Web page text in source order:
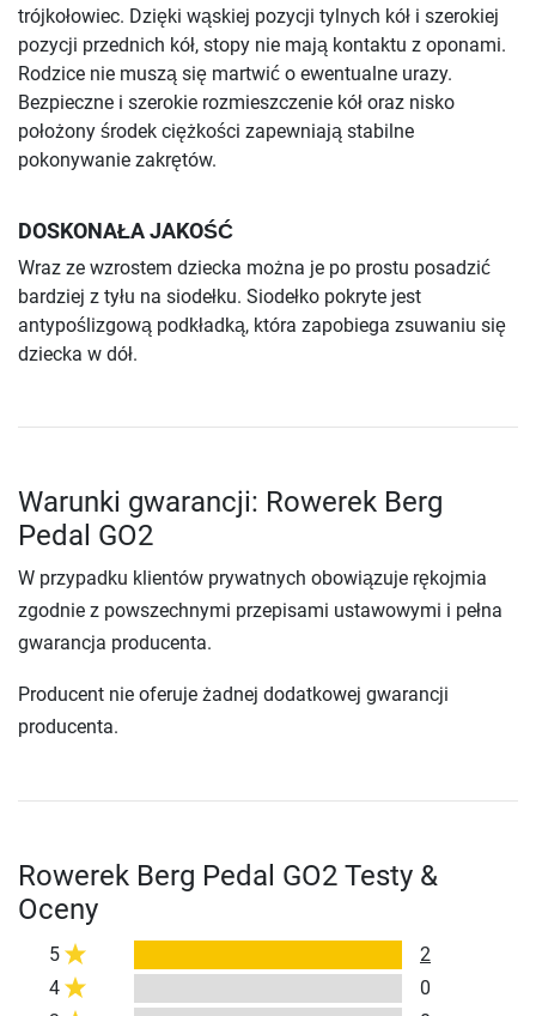
trójkołowiec. Dzięki wąskiej pozycji tylnych kół i szerokiej
pozycji przednich kół, stopy nie mają kontaktu z oponami.
Rodzice nie muszą się martwić o ewentualne urazy.
Bezpieczne i szerokie rozmieszczenie kół oraz nisko
położony środek ciężkości zapewniają stabilne
pokonywanie zakrętów.
DOSKONAŁA JAKOŚĆ
Wraz ze wzrostem dziecka można je po prostu posadzić
bardziej z tyłu na siodełku. Siodełko pokryte jest
antypoślizgową podkładką, która zapobiega zsuwaniu się
dziecka w dół.
Warunki gwarancji: Rowerek Berg
Pedal GO2
W przypadku klientów prywatnych obowiązuje rękojmia
zgodnie z powszechnymi przepisami ustawowymi i pełna
gwarancja producenta.
Producent nie oferuje żadnej dodatkowej gwarancji
producenta.
Rowerek Berg Pedal GO2 Testy &
Oceny
5
2
4
0